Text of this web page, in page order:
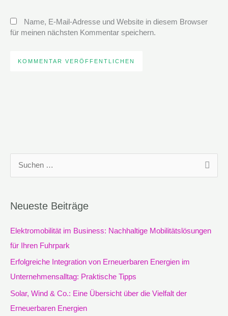
Name, E-Mail-Adresse und Website in diesem Browser
für meinen nächsten Kommentar speichern.
h
e
n
Neueste Beiträge
Elektromobilität im Business: Nachhaltige Mobilitätslösungen
für Ihren Fuhrpark
Erfolgreiche Integration von Erneuerbaren Energien im
Unternehmensalltag: Praktische Tipps
Solar, Wind & Co.: Eine Übersicht über die Vielfalt der
Erneuerbaren Energien